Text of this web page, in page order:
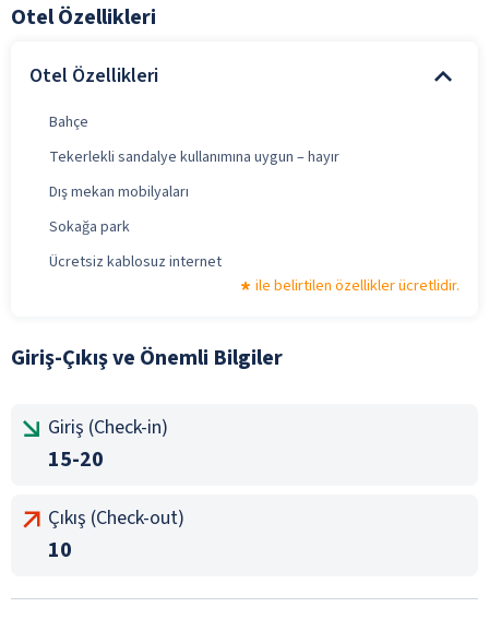
Otel Özellikleri
Otel Özellikleri
Bahçe
Tekerlekli sandalye kullanımına uygun – hayır
Dış mekan mobilyaları
Sokağa park
Ücretsiz kablosuz internet
ile belirtilen özellikler ücretlidir.
Giriş-Çıkış ve Önemli Bilgiler
Giriş (Check-in)
15-20
Çıkış (Check-out)
10